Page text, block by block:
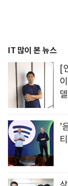
IT 많이 본 뉴스
[
'